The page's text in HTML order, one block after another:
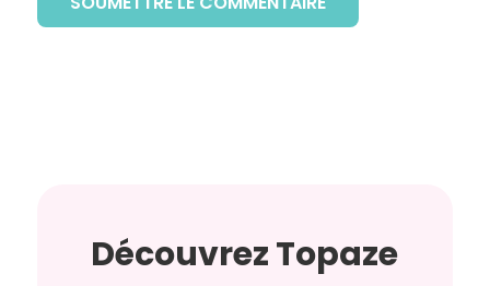
Découvrez Topaze